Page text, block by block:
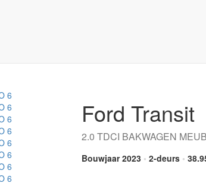
Ford Transit
2.0 TDCI BAKWAGEN
Bouwjaar 2023 • 2-deurs •